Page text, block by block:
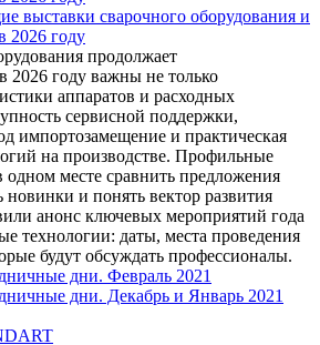
выставки сварочного оборудования и
2026 году
продолжает
2026 году важны не только
аппаратов и расходных
сервисной поддержки,
импортозамещение и практическая
на производстве. Профильные
одном месте сравнить предложения
и понять вектор развития
анонс ключевых мероприятий года
технологии: даты, места проведения
будут обсуждать профессионалы.
дни. Февраль 2021
дни. Декабрь и Январь 2021